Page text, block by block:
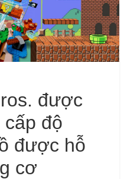
được
độ
được hỗ
cơ